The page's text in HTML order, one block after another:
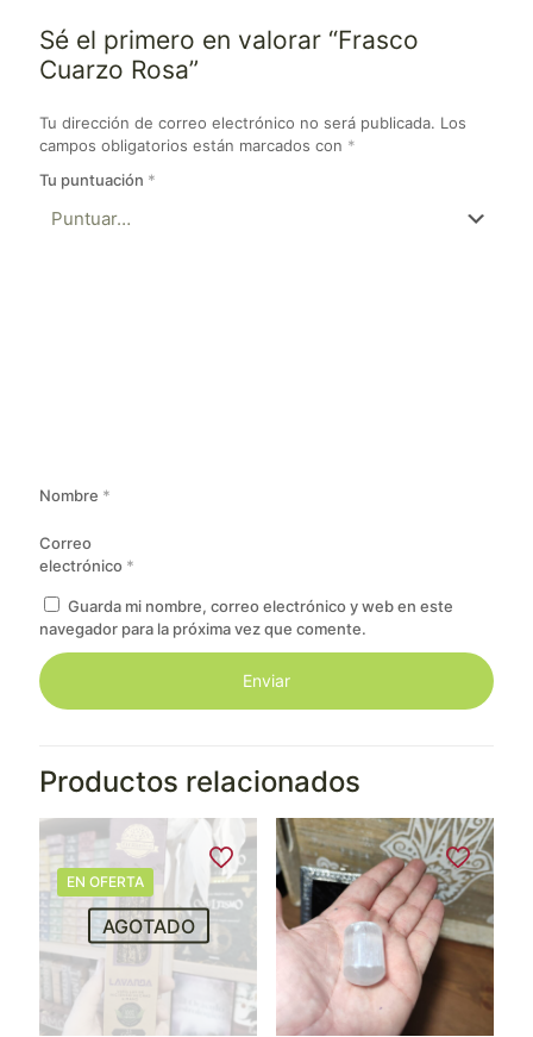
Sé el primero en valorar “Frasco
Cuarzo Rosa”
Tu dirección de correo electrónico no será publicada. Los
campos obligatorios están marcados con *
Tu puntuación *
Nombre *
Correo
electrónico *
Guarda mi nombre, correo electrónico y web en este
navegador para la próxima vez que comente.
Productos relacionados
EN OFERTA
AGOTADO